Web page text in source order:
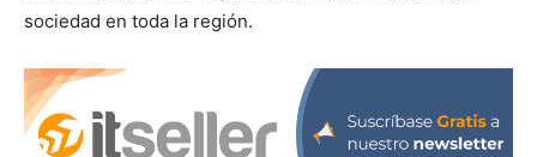
sociedad en toda la región.